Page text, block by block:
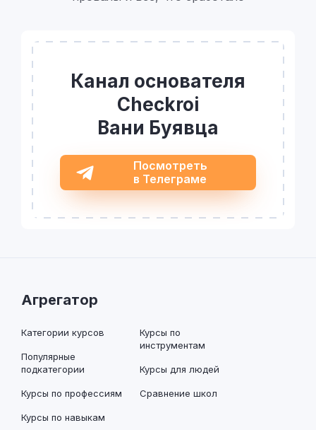
Канал основателя
Checkroi
Вани Буявца
Посмотреть
в Телеграме
Агрегатор
Категории курсов
Популярные
подкатегории
Курсы по профессиям
Курсы по навыкам
Курсы по
инструментам
Курсы для людей
Сравнение школ